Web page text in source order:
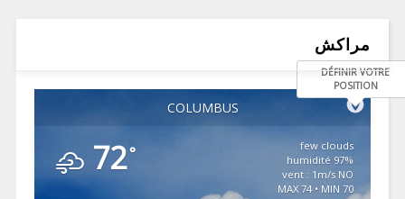
مراكش
COLUMBUS
DÉFINIR VOTRE
POSITION
72°
few clouds
97% humidité
vent : 1m/s NO
MAX 74 • MIN 70